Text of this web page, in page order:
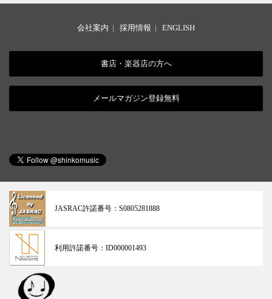
会社案内 | 採用情報 | ENGLISH
書店・楽器店の方へ
メールマガジン登録無料
JASRAC許諾番号： S0805281888
利用許諾番号： ID000001493